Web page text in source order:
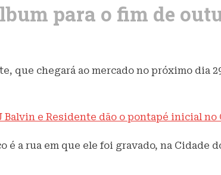
para o fim de
que chegará ao mercado no próximo dia
e Residente dão o pontapé inicial no
é a rua em que ele foi gravado, na Cidade